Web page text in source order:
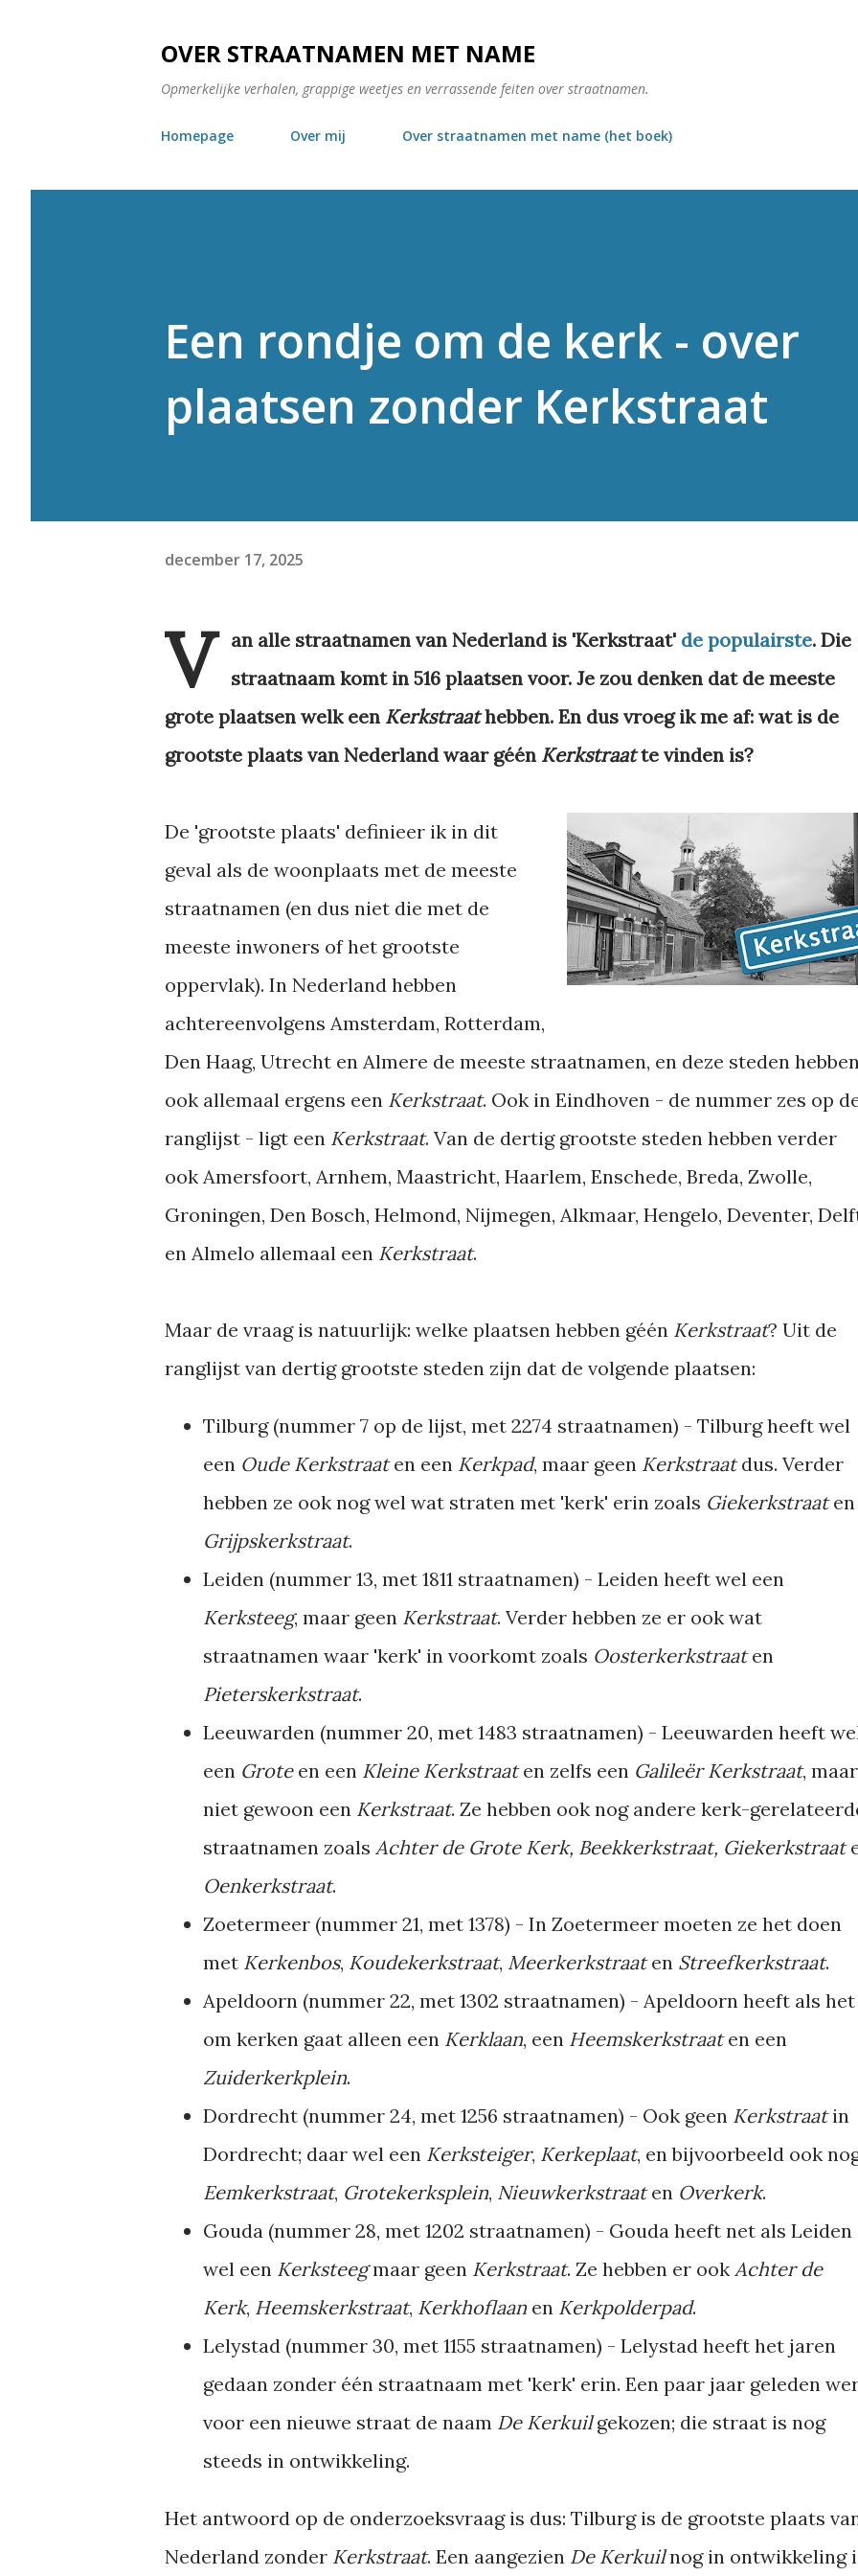
OVER STRAATNAMEN MET NAME
Opmerkelijke verhalen, grappige weetjes en verrassende feiten over straatnamen.
Homepage Over mij Over straatnamen met name (het boek)
Een rondje om de kerk - over
plaatsen zonder Kerkstraat
december 17, 2025
V an alle straatnamen van Nederland is 'Kerkstraat' de populairste. Die
straatnaam komt in 516 plaatsen voor. Je zou denken dat de meeste
grote plaatsen welk een Kerkstraathebben. En dus vroeg ik me af: wat is de
grootste plaats van Nederland waar géén Kerkstraatte vinden is?
De 'grootste plaats' definieer ik in dit
geval als de woonplaats met de meeste
straatnamen (en dus niet die met de
meeste inwoners of het grootste
oppervlak). In Nederland hebben
achtereenvolgens Amsterdam, Rotterdam,
Den Haag, Utrecht en Almere de meeste straatnamen, en deze steden
ook allemaal ergens een Kerkstraat. Ook in Eindhoven - de nummer zes op
ranglijst - ligt een Kerkstraat. Van de dertig grootste steden hebben verder
ook Amersfoort, Arnhem, Maastricht, Haarlem, Enschede, Breda, Zwolle,
Groningen, Den Bosch, Helmond, Nijmegen, Alkmaar, Hengelo, Deventer,
en Almelo allemaal een Kerkstraat.
Maar de vraag is natuurlijk: welke plaatsen hebben géén Kerkstraat? Uit de
ranglijst van dertig grootste steden zijn dat de volgende plaatsen:
Tilburg (nummer 7 op de lijst, met 2274 straatnamen) - Tilburg heeft wel
een Oude Kerkstraaten een Kerkpad, maar geen Kerkstraatdus. Verder
hebben ze ook nog wel wat straten met 'kerk' erin zoals Giekerkstraaten
Grijpskerkstraat.
Leiden (nummer 13, met 1811 straatnamen) - Leiden heeft wel een
Kerksteeg, maar geen Kerkstraat. Verder hebben ze er ook wat
straatnamen waar 'kerk' in voorkomt zoals Oosterkerkstraaten
Pieterskerkstraat.
Leeuwarden (nummer 20, met 1483 straatnamen) - Leeuwarden heeft
een Grote en een Kleine Kerkstraaten zelfs een Galileër Kerkstraat, maar
niet gewoon een Kerkstraat. Ze hebben ook nog andere kerk-
straatnamen zoals Achter de Grote Kerk, Beekkerkstraat, Giekerkstraat
Oenkerkstraat.
Zoetermeer (nummer 21, met 1378) - In Zoetermeer moeten ze het doen
met Kerkenbos, Koudekerkstraat, Meerkerkstraaten Streefkerkstraat.
Apeldoorn (nummer 22, met 1302 straatnamen) - Apeldoorn heeft als het
om kerken gaat alleen een Kerklaan, een Heemskerkstraaten een
Zuiderkerkplein.
Dordrecht (nummer 24, met 1256 straatnamen) - Ook geen Kerkstraatin
Dordrecht; daar wel een Kerksteiger, Kerkeplaat, en bijvoorbeeld ook
Eemkerkstraat, Grotekerksplein, Nieuwkerkstraaten Overkerk.
Gouda (nummer 28, met 1202 straatnamen) - Gouda heeft net als Leiden
wel een Kerksteegmaar geen Kerkstraat. Ze hebben er ook Achter de
Kerk, Heemskerkstraat, Kerkhoflaan en Kerkpolderpad.
Lelystad (nummer 30, met 1155 straatnamen) - Lelystad heeft het jaren
gedaan zonder één straatnaam met 'kerk' erin. Een paar jaar geleden
voor een nieuwe straat de naam De Kerkuilgekozen; die straat is nog
steeds in ontwikkeling.
Het antwoord op de onderzoeksvraag is dus: Tilburg is de grootste plaats
Nederland zonder Kerkstraat. Een aangezien De Kerkuilnog in ontwikkeling